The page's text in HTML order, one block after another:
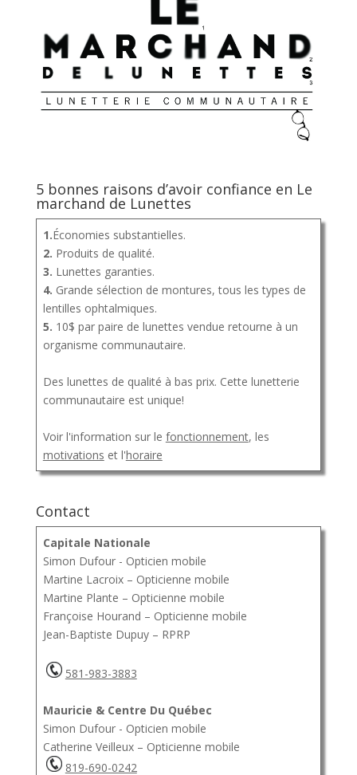
5 bonnes raisons d’avoir confiance en Le
marchand de Lunettes
1.Économies substantielles.
2. Produits de qualité.
3. Lunettes garanties.
4. Grande sélection de montures, tous les types de
lentilles ophtalmiques.
5. 10$ par paire de lunettes vendue retourne à un
organisme communautaire.
Des lunettes de qualité à bas prix. Cette lunetterie
communautaire est unique!
Voir l'information sur le fonctionnement, les
motivations et l'horaire
Contact
Capitale Nationale
Simon Dufour - Opticien mobile
Martine Lacroix – Opticienne mobile
Martine Plante – Opticienne mobile
Françoise Hourand – Opticienne mobile
Jean-Baptiste Dupuy – RPRP
581-983-3883
Mauricie & Centre Du Québec
Simon Dufour - Opticien mobile
Catherine Veilleux – Opticienne mobile
819-690-0242